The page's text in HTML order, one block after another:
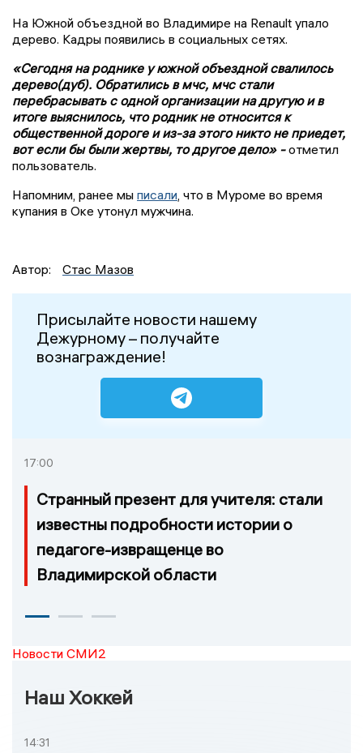
На Южной объездной во Владимире на Renault упало
дерево. Кадры появились в социальных сетях.
«Сегодня на роднике у южной объездной свалилось
дерево(дуб). Обратились в мчс, мчс стали
перебрасывать с одной организации на другую и в
итоге выяснилось, что родник не относится к
общественной дороге и из-за этого никто не приедет,
вот если бы были жертвы, то другое дело» -отметил
пользователь.
Напомним, ранее мы писали , что в Муроме во время
купания в Оке утонул мужчина.
Автор: Стас Мазов
Присылайте новости нашему
Дежурному – получайте
вознаграждение!
17:00
Странный презент для учителя: стали
известны подробности истории о
педагоге-извращенце во
Владимирской области
Новости СМИ2
Наш Хоккей
14:31